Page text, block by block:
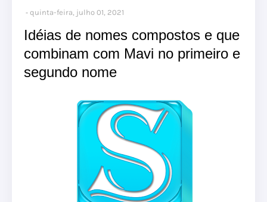
quinta-feira, julho 01, 2021
Idéias de nomes compostos e que
combinam com Mavi no primeiro e
segundo nome